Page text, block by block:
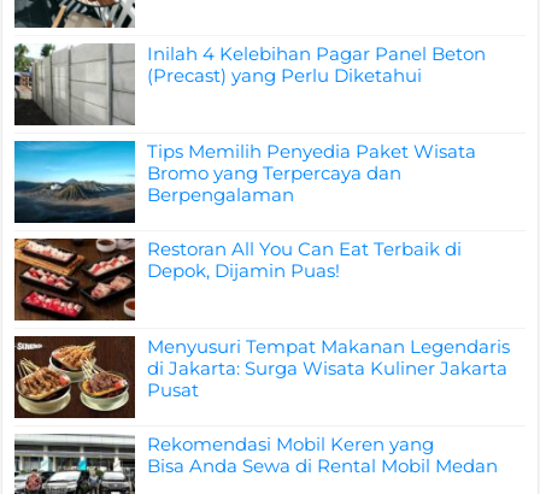
Inilah 4 Kelebihan Pagar Panel Beton
(Precast) yang Perlu Diketahui
Tips Memilih Penyedia Paket Wisata
Bromo yang Terpercaya dan
Berpengalaman
Restoran All You Can Eat Terbaik di
Depok, Dijamin Puas!
Menyusuri Tempat Makanan Legendaris
di Jakarta: Surga Wisata Kuliner Jakarta
Pusat
Rekomendasi Mobil Keren yang
Bisa Anda Sewa di Rental Mobil Medan